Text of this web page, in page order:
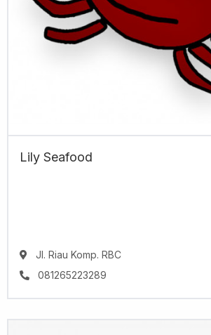
Lily Seafood
Jl. Riau Komp. RBC
081265223289